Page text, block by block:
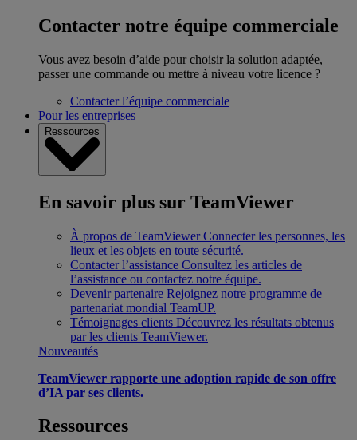
Contacter notre équipe commerciale
Vous avez besoin d’aide pour choisir la solution adaptée,
passer une commande ou mettre à niveau votre licence ?
Contacter l’équipe commerciale
Pour les entreprises
Ressources
En savoir plus sur TeamViewer
À propos de TeamViewer Connecter les personnes, les
lieux et les objets en toute sécurité.
Contacter l’assistance Consultez les articles de
l’assistance ou contactez notre équipe.
Devenir partenaire Rejoignez notre programme de
partenariat mondial TeamUP.
Témoignages clients Découvrez les résultats obtenus
par les clients TeamViewer.
Nouveautés
TeamViewer rapporte une adoption rapide de son offre
d’IA par ses clients.
Ressources